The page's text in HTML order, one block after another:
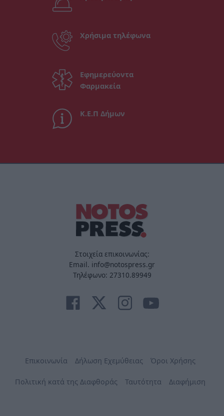
Χρήσιμα τηλέφωνα
Εφημερεύοντα
Φαρμακεία
Κ.Ε.Π Δήμων
Στοιχεία επικοινωνίας:
Email. info@notospress.gr
Τηλέφωνο: 27310.89949
Επικοινωνία Δήλωση Εχεμύθειας Όροι Χρήσης
Πολιτική κατά της Διαφθοράς Ταυτότητα Διαφήμιση